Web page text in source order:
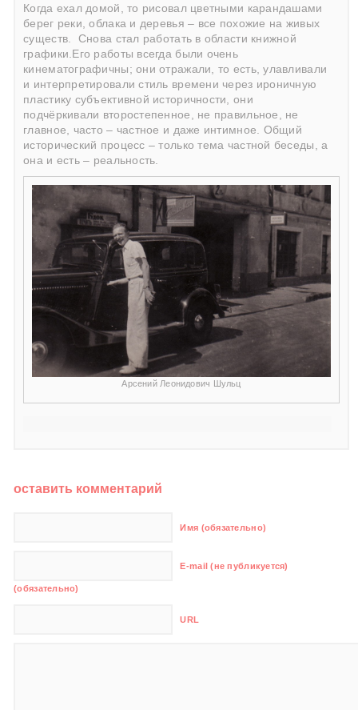
Когда ехал домой, то рисовал цветными карандашами
берег реки, облака и деревья – все похожие на живых
существ. Снова стал работать в области книжной
графики.Его работы всегда были очень
кинематографичны; они отражали, то есть, улавливали
и интерпретировали стиль времени через ироничную
пластику субъективной историчности, они
подчёркивали второстепенное, не правильное, не
главное, часто – частное и даже интимное. Общий
исторический процесс – только тема частной беседы, а
она и есть – реальность.
Арсений Леонидович Шульц
оставить комментарий
Имя (обязательно)
E-mail (не публикуется)
(обязательно)
URL